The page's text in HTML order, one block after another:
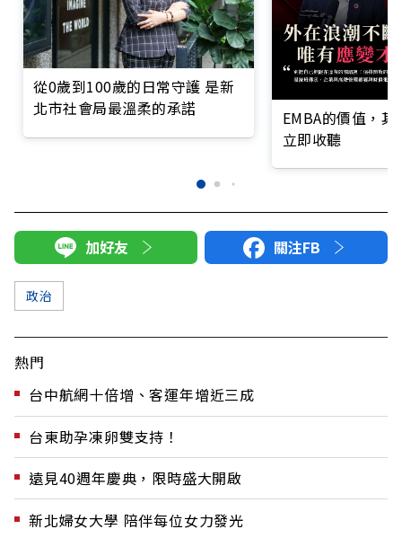
從0歲到100歲的日常守護 是新
北市社會局最溫柔的承諾
EMBA的價值，
立即收聽
加好友 關注FB
政治
熱門
台中航網十倍增、客運年增近三成
台東助孕凍卵雙支持！
遠見40週年慶典，限時盛大開啟
新北婦女大學 陪伴每位女力發光